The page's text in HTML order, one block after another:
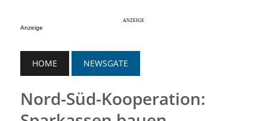
Anzeige
HOME NEWSGATE
Nord-Süd-Kooperation: